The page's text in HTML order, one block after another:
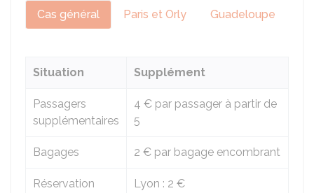
Cas général Paris et Orly Guadeloupe
Situation Supplément
Passagers
supplémentaires
4 € par passager à partir de
5
Bagages 2 € par bagage encombrant
Réservation
Lyon : 2 €